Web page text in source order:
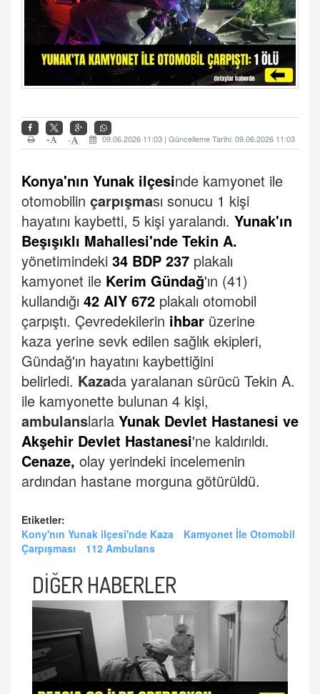
09.06.2026 11:03 | Güncelleme Tarihi: 09.06.2026 11:03
-
+
Konya'nın Yunak ilçesinde kamyonet ile
otomobilin çarpışması sonucu 1 kişi
hayatını kaybetti, 5 kişi yaralandı. Yunak'ın
Beşışıklı Mahallesi'nde Tekin A.
yönetimindeki 34 BDP 237 plakalı
kamyonet ile Kerim Gündağ'ın (41)
kullandığı 42 AIY 672 plakalı otomobil
çarpıştı. Çevredekilerin ihbar üzerine
kaza yerine sevk edilen sağlık ekipleri,
Gündağ'ın hayatını kaybettiğini
belirledi. Kazada yaralanan sürücü Tekin A.
ile kamyonette bulunan 4 kişi,
ambulanslarla Yunak Devlet Hastanesi ve
Akşehir Devlet Hastanesi'ne kaldırıldı.
Cenaze, olay yerindeki incelemenin
ardından hastane morguna götürüldü.
Etiketler:
Kony'nın Yunak ilçesi'nde Kaza
Kamyonet İle Otomobil
Çarpışması
112 Ambulans
DİĞER HABERLER